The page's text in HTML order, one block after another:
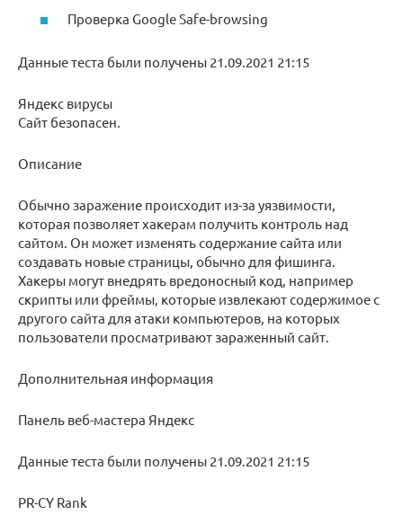
Проверка Google Safe-browsing
Данные теста были получены 21.09.2021 21:15
Яндекс вирусы
Сайт безопасен.
Описание
Обычно заражение происходит из-за уязвимости,
которая позволяет хакерам получить контроль над
сайтом. Он может изменять содержание сайта или
создавать новые страницы, обычно для фишинга.
Хакеры могут внедрять вредоносный код, например
скрипты или фреймы, которые извлекают содержимое с
другого сайта для атаки компьютеров, на которых
пользователи просматривают зараженный сайт.
Дополнительная информация
Панель веб-мастера Яндекс
Данные теста были получены 21.09.2021 21:15
PR-CY Rank